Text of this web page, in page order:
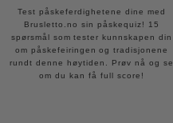
Test påskeferdighetene dine med
Brusletto.no sin påskequiz! 15
spørsmål som tester kunnskapen din
om påskefeiringen og tradisjonene
rundt denne høytiden. Prøv nå og se
om du kan få full score!